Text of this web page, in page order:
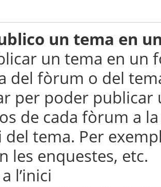
un tema en
un tema en un
del fòrum o del
per poder publicar
de cada fòrum a
tema. Per
les enquestes, etc.
l’inici